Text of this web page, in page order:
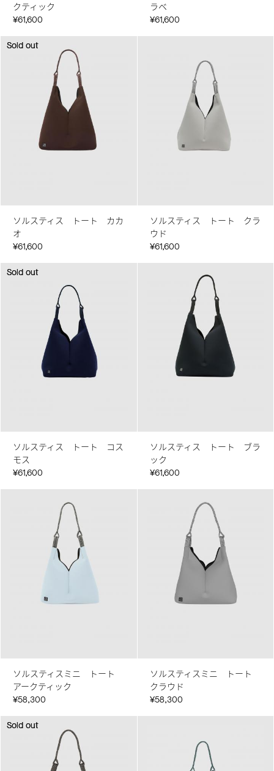
クティック
¥61,600
ラベ
¥61,600
Sold out
Sold out
ソルスティス トート カカ
オ
¥61,600
ソルスティス トート クラ
ウド
¥61,600
Sold out
Sold out
ソルスティス トート コス
モス
¥61,600
ソルスティス トート ブラ
ック
¥61,600
ソルスティスミニ トート
アークティック
¥58,300
ソルスティスミニ トート
クラウド
¥58,300
Sold out
Sold out